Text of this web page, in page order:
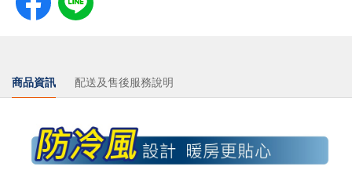
商品資訊 配送及售後服務說明